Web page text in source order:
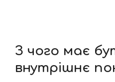
З чого має
внутрішнє